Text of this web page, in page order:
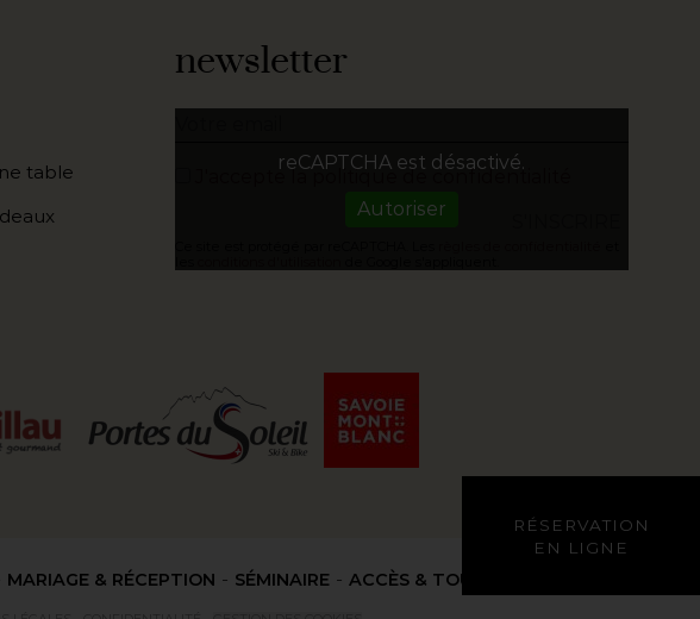
RÉSERVATION
EN LIGNE
table
newsletter
J'accepte la politique de confidentialité
reCAPTCHA est désactivé.
Autoriser
MARIAGE & RÉCEPTION SÉMINAIRE ACCÈS & TOURISME